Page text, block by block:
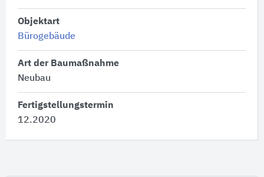
Objektart
Bürogebäude
Art der Baumaßnahme
Neubau
Fertigstellungstermin
12.2020